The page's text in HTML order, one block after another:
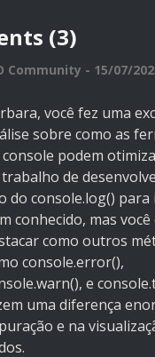
(3)
Community - 15/07/
você fez uma
sobre como as
podem
de
do console.log() para
conhecido, mas
como outros
console.error(),
e
uma diferença
e na